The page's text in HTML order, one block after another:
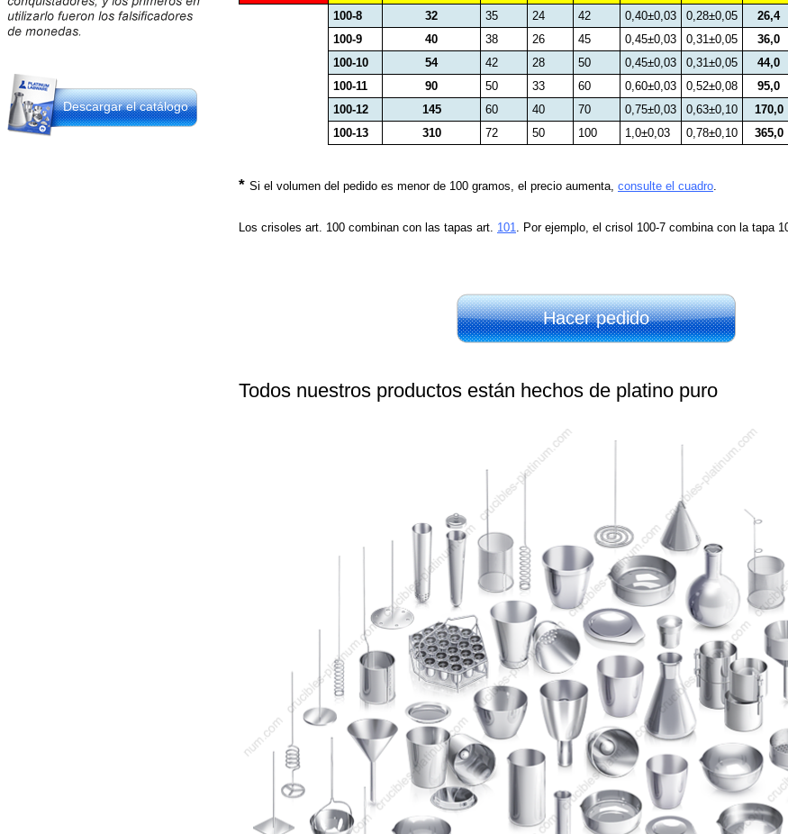
Descargar el catálogo
100-8
32 35 24 42 0,40±0,03 0,28±0,05 26,4
100-9
40 38 26 45 0,45±0,03 0,31±0,05 36,0
100-10
54 42 28 50 0,45±0,03 0,31±0,05 44,0
100-11
90 50 33 60 0,60±0,03 0,52±0,08 95,0
100-12
145 60 40 70 0,75±0,03 0,63±0,10 170,0
100-13
310 72 50 100 1,0±0,03 0,78±0,10 365,0
* Si el volumen del pedido es menor de 100 gramos, el precio aumenta, consulte el cuadro.
Los crisoles art. 100 combinan con las tapas art. 101. Por ejemplo, el crisol 100-7 combina con la tapa
Hacer pedido
Todos nuestros productos están hechos de platino puro